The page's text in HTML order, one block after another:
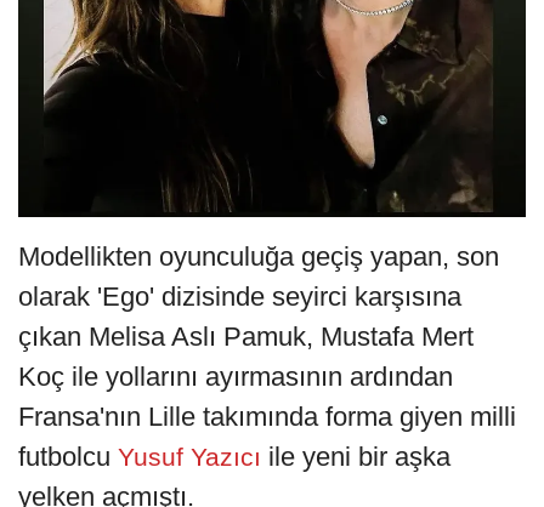
Modellikten oyunculuğa geçiş yapan, son
olarak 'Ego' dizisinde seyirci karşısına
çıkan Melisa Aslı Pamuk, Mustafa Mert
Koç ile yollarını ayırmasının ardından
Fransa'nın Lille takımında forma giyen milli
futbolcu Yusuf Yazıcı ile yeni bir aşka
yelken açmıştı.